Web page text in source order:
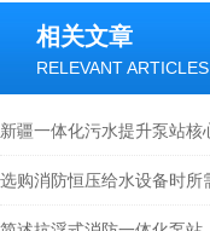
相关文章
RELEVANT ARTICLES